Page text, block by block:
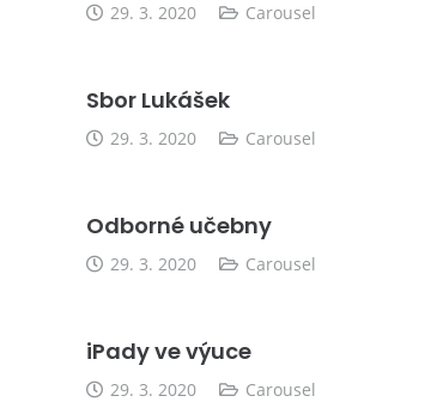
29. 3. 2020 Carousel
Sbor Lukášek
29. 3. 2020 Carousel
Odborné učebny
29. 3. 2020 Carousel
iPady ve výuce
29. 3. 2020 Carousel